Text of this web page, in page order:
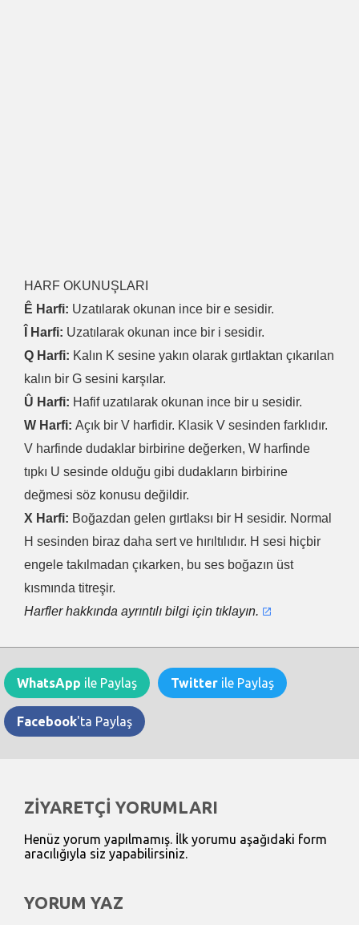
HARF OKUNUŞLARI
Ê Harfi: Uzatılarak okunan ince bir e sesidir.
Î Harfi: Uzatılarak okunan ince bir i sesidir.
Q Harfi: Kalın K sesine yakın olarak gırtlaktan çıkarılan
kalın bir G sesini karşılar.
Û Harfi: Hafif uzatılarak okunan ince bir u sesidir.
W Harfi: Açık bir V harfidir. Klasik V sesinden farklıdır.
V harfinde dudaklar birbirine değerken, W harfinde
tıpkı U sesinde olduğu gibi dudakların birbirine
değmesi söz konusu değildir.
X Harfi: Boğazdan gelen gırtlaksı bir H sesidir. Normal
H sesinden biraz daha sert ve hırıltılıdır. H sesi hiçbir
engele takılmadan çıkarken, bu ses boğazın üst
kısmında titreşir.
Harfler hakkında ayrıntılı bilgi için tıklayın.
WhatsApp ile Paylaş Twitter ile Paylaş
Facebook'ta Paylaş
ZİYARETÇİ YORUMLARI
Henüz yorum yapılmamış. İlk yorumu aşağıdaki form
aracılığıyla siz yapabilirsiniz.
YORUM YAZ